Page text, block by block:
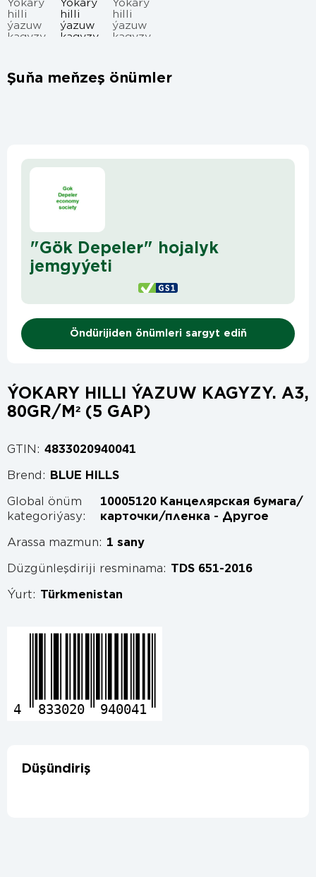
Şuňa meňzeş önümler
"Gök Depeler" hojalyk
jemgyýeti
Öndürijiden önümleri sargyt ediň
ÝOKARY HILLI ÝAZUW KAGYZY. A3,
80GR/M² (5 GAP)
GTIN: 4833020940041
Brend: BLUE HILLS
Global önüm
kategoriýasy:
10005120 Канцелярская бумага/
карточки/пленка - Другое
Arassa mazmun: 1 sany
Düzgünleşdiriji resminama: TDS 651-2016
Ýurt: Türkmenistan
4 833020 940041
Düşündiriş